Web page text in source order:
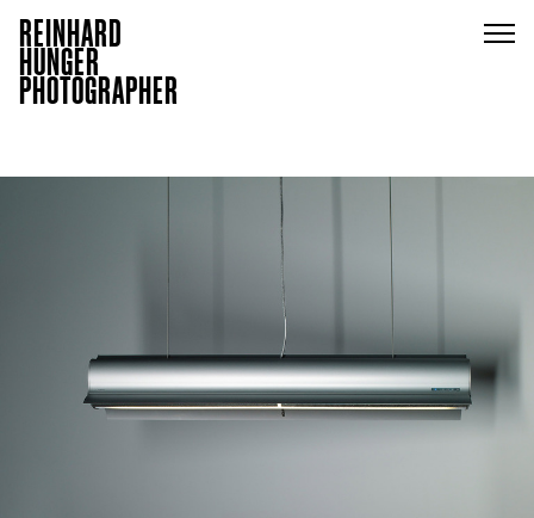
REINHARD
HUNGER
PHOTOGRAPHER